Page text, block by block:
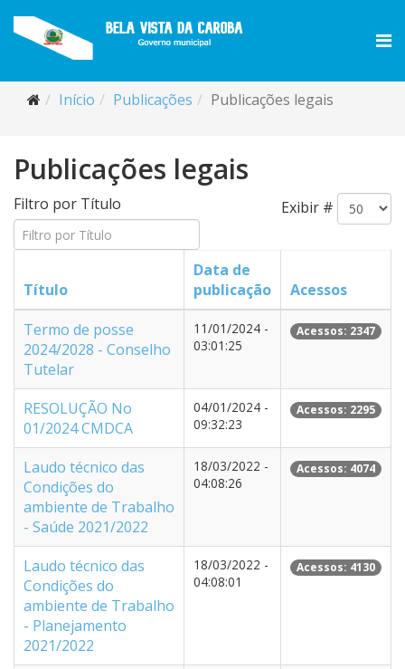
Início Publicações Publicações legais
Publicações legais
Filtro por Título Exibir #
Título
Data de
publicação
Acessos
Termo de posse
2024/2028 - Conselho
Tutelar
11/01/2024 -
03:01:25
Acessos: 2347
RESOLUÇÃO No
01/2024 CMDCA
04/01/2024 -
09:32:23
Acessos: 2295
Laudo técnico das
Condições do
ambiente de Trabalho
- Saúde 2021/2022
18/03/2022 -
04:08:26
Acessos: 4074
Laudo técnico das
Condições do
ambiente de Trabalho
- Planejamento
2021/2022
18/03/2022 -
04:08:01
Acessos: 4130